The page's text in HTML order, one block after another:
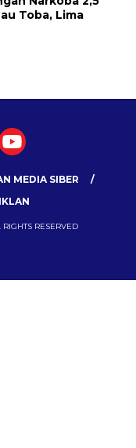
Toba, Lima
MEDIA SIBER
RESERVED